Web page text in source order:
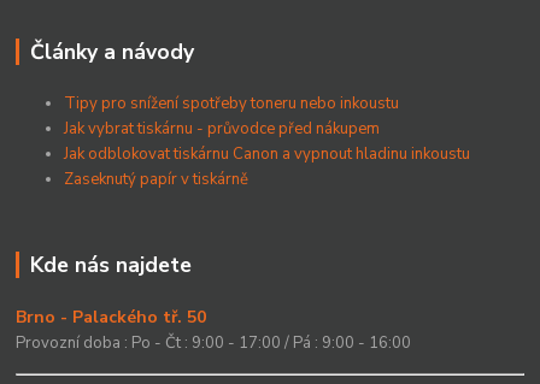
Články a návody
Tipy pro snížení spotřeby toneru nebo inkoustu
Jak vybrat tiskárnu - průvodce před nákupem
Jak odblokovat tiskárnu Canon a vypnout hladinu inkoustu
Zaseknutý papír v tiskárně
Kde nás najdete
Brno - Palackého tř. 50
Provozní doba : Po - Čt : 9:00 - 17:00 / Pá : 9:00 - 16:00